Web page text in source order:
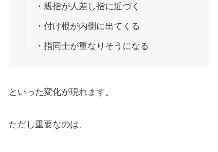
・親指が人差し指に近づく
・付け根が内側に出てくる
・指同士が重なりそうになる
といった変化が現れます。
ただし重要なのは、